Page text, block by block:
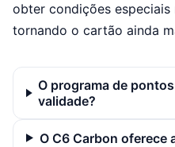
obter condições especiais
tornando o cartão ainda
O programa de
validade?
O C6 Carbon oferece